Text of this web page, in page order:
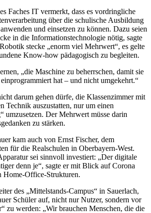
Faches IT vermerkt, dass es vordringliche
über die schulische Ausbildung
und einsetzen zu können. Dazu seien
in die Informationstechnologie nötig, sagte
stecke „enorm viel Mehrwert“, es gelte
Know-how pädagogisch zu begleiten.
„die Maschine zu beherrschen, damit sie
hat – und nicht umgekehrt.“
darum gehen dürfe, die Klassenzimmer mit
Technik auszustatten, nur um einen
umzusetzen. Der Mehrwert müsse darin
zu stärken.
kam auch von Ernst Fischer, dem
für die Realschulen in Oberbayern-West.
sei sinnvoll investiert: „Der digitale
denn je“, sagte er mit Blick auf Corona
Home-Office-Strukturen.
des „Mittelstands-Campus“ in Sauerlach,
Schüler auf, nicht nur Nutzer, sondern vor
zu werden: „Wir brauchen Menschen, die die